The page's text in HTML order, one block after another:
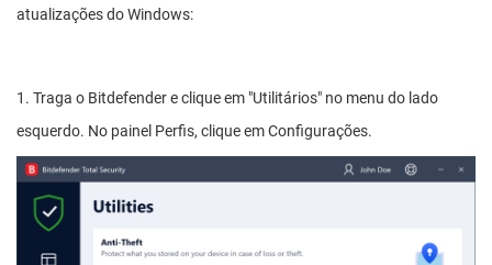
atualizações do Windows:
1. Traga o Bitdefender e clique em "Utilitários" no menu do lado
esquerdo. No painel Perfis, clique em Configurações.